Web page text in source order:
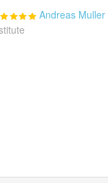
Andreas Muller